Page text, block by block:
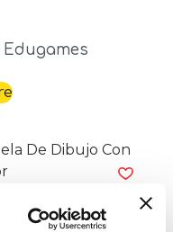
Edugames